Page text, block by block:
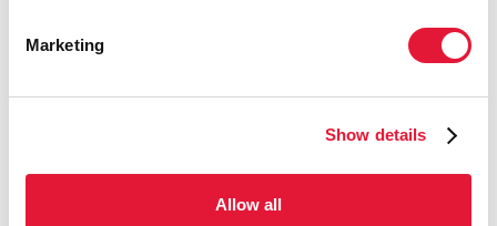
Marketing
Show details
Allow all
международных организаций была и остается
ЮНЭЙДС солидарна со всеми людьми и нашими